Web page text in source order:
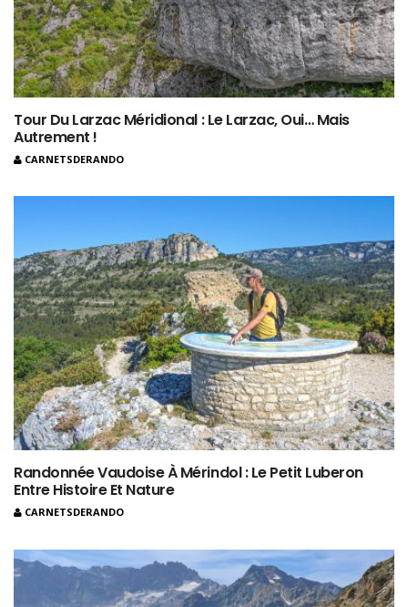
Tour Du Larzac Méridional : Le Larzac, Oui… Mais
Autrement !
CARNETSDERANDO
Randonnée Vaudoise À Mérindol : Le Petit Luberon
Entre Histoire Et Nature
CARNETSDERANDO